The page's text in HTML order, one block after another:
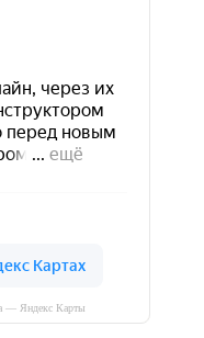
— Яндекс Карты